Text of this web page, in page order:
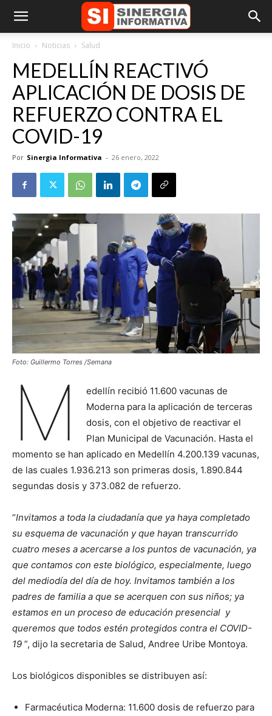
Inicio Noticias Salud
MEDELLÍN REACTIVÓ
APLICACIÓN DE DOSIS DE
REFUERZO CONTRA EL
COVID-19
Por Sinergia Informativa - 26 enero, 2022
Foto: Guillermo Torres /Semana
M
edellín recibió 11.600 vacunas de
Moderna para la aplicación de terceras
dosis, con el objetivo de reactivar el
Plan Municipal de Vacunación. Hasta el
momento se han aplicado en Medellín 4.200.139 vacunas,
de las cuales 1.936.213 son primeras dosis, 1.890.844
segundas dosis y 373.082 de refuerzo.
“Invitamos a toda la ciudadanía que ya haya completado
su esquema de vacunación y que hayan transcurrido
cuatro meses a acercarse a los puntos de vacunación, ya
que contamos con este biológico, especialmente, luego
del mediodía del día de hoy. Invitamos también a los
padres de familia a que se acerquen con sus niños; ya
estamos en un proceso de educación presencial y
queremos que todos estén protegidos contra el COVID-
19 ”, dijo la secretaria de Salud, Andree Uribe Montoya.
Los biológicos disponibles se distribuyen así:
Farmacéutica Moderna: 11.600 dosis de refuerzo para